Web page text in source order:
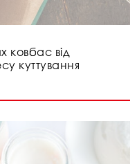
ковбас від
куттування